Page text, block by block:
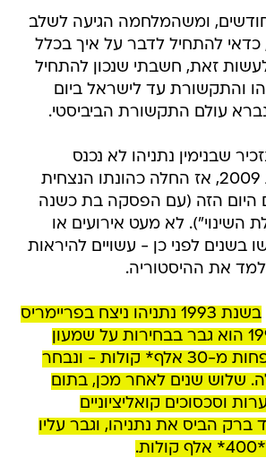
ומשהמלחמה הגיעה לשלב
כדאי להתחיל לדבר על איך בכלל
זאת, חשבתי שנכון להתחיל
והתקשורת עד לישראל ביום
שבנימין נתניהו לא נכנס
לפוליטיקה בשנת 2009, אז החלה כהונתו הנצחית
הזה (עם הפסקה בת כשנה
השינוי"). לא מעט אירועים או
בשנים לפני כן - עשויים להיראות
את ההיסטוריה.
בשנת 1993 נתניהו ניצח בפריימריס
בליכוד. בשנת 1996 הוא גבר בבחירות על שמעון
פרס, ברוב של *פחות מ-30 אלף* קולות - ונבחר
שלוש שנים לאחר מכן, בתום
וסכסוכים קואליציוניים
ברק הביס את נתניהו, וגבר עליו